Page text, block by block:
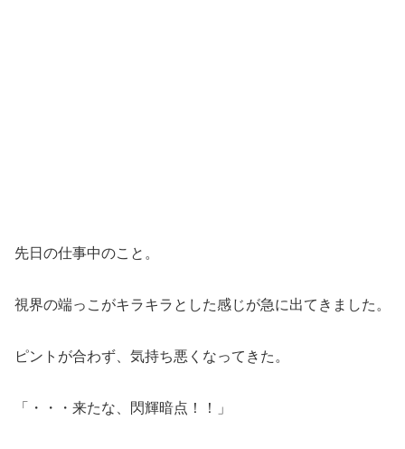
先日の仕事中のこと。
視界の端っこがキラキラとした感じが急に出てきました。
ピントが合わず、気持ち悪くなってきた。
「・・・来たな、閃輝暗点！！」